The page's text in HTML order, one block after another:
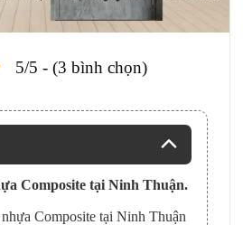
5/5 - (3 bình chọn)
Composite tại Ninh Thuận.
Composite tại Ninh Thuận